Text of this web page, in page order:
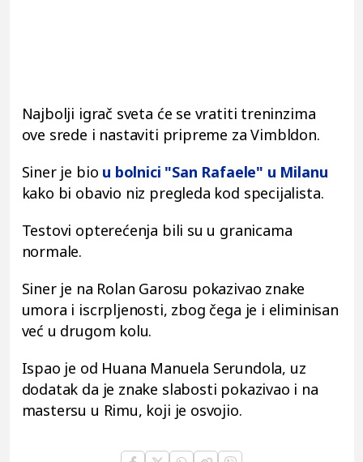
Najbolji igrač sveta će se vratiti treninzima
ove srede i nastaviti pripreme za Vimbldon.
Siner je bio u bolnici "San Rafaele" u Milanu
kako bi obavio niz pregleda kod specijalista.
Testovi opterećenja bili su u granicama
normale.
Siner je na Rolan Garosu pokazivao znake
umora i iscrpljenosti, zbog čega je i eliminisan
već u drugom kolu.
Ispao je od Huana Manuela Serundola, uz
dodatak da je znake slabosti pokazivao i na
mastersu u Rimu, koji je osvojio.